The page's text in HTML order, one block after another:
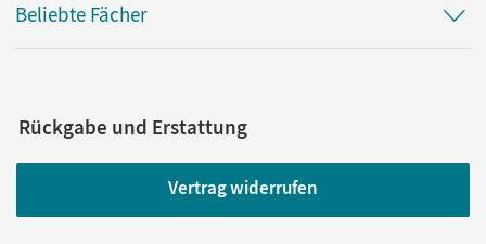
Beliebte Fächer
Rückgabe und Erstattung
Vertrag widerrufen